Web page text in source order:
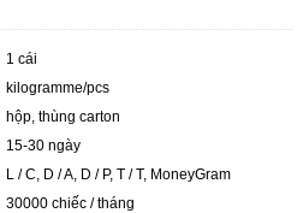
1 cái
kilogramme/pcs
hộp, thùng carton
15-30 ngày
L / C, D / A, D / P, T / T, MoneyGram
30000 chiếc / tháng